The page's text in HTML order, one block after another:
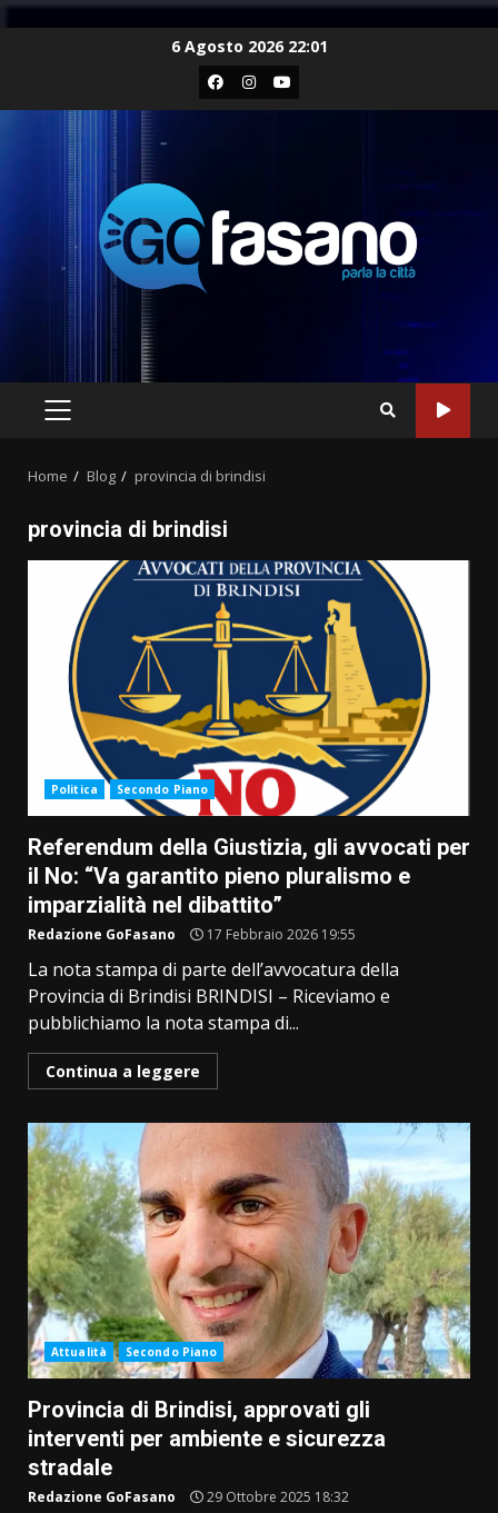
6 Agosto 2026 22:01
Facebook
Instagram
Youtube
PRIMARY
Home Blog provincia di brindisi
provincia di brindisi
Politica Secondo Piano
Referendum della Giustizia, gli avvocati per
il No: “Va garantito pieno pluralismo e
imparzialità nel dibattito”
Redazione GoFasano 17 Febbraio 2026 19:55
La nota stampa di parte dell’avvocatura della
Provincia di Brindisi BRINDISI – Riceviamo e
pubblichiamo la nota stampa di...
Continua a leggere
Attualità Secondo Piano
Provincia di Brindisi, approvati gli
interventi per ambiente e sicurezza
stradale
Redazione GoFasano 29 Ottobre 2025 18:32